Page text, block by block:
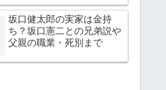
坂口健太郎の実家は金持
ち？坂口憲二との兄弟説や
父親の職業・死別まで